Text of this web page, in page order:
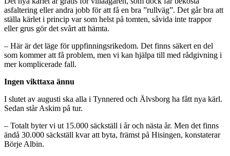
asfaltering eller andra jobb för att få en bra ”rullväg”. Det går bra att
ställa kärlet i princip var som helst på tomten, såvida inte trappor
eller grus gör det svårt att hämta.
– Här är det läge för uppfinningsrikedom. Det finns säkert en del
som kommer att få problem, men vi kan hjälpa till med rådgivning i
mer komplicerade fall.
Ingen vikttaxa ännu
I slutet av augusti ska alla i Tynnered och Älvsborg ha fått nya kärl.
Sedan står Askim på tur.
– Totalt byter vi ut 15.000 säckställ i år och nästa år. Men det finns
ändå 30.000 säckställ kvar att byta, främst på Hisingen, konstaterar
Börje Albin.